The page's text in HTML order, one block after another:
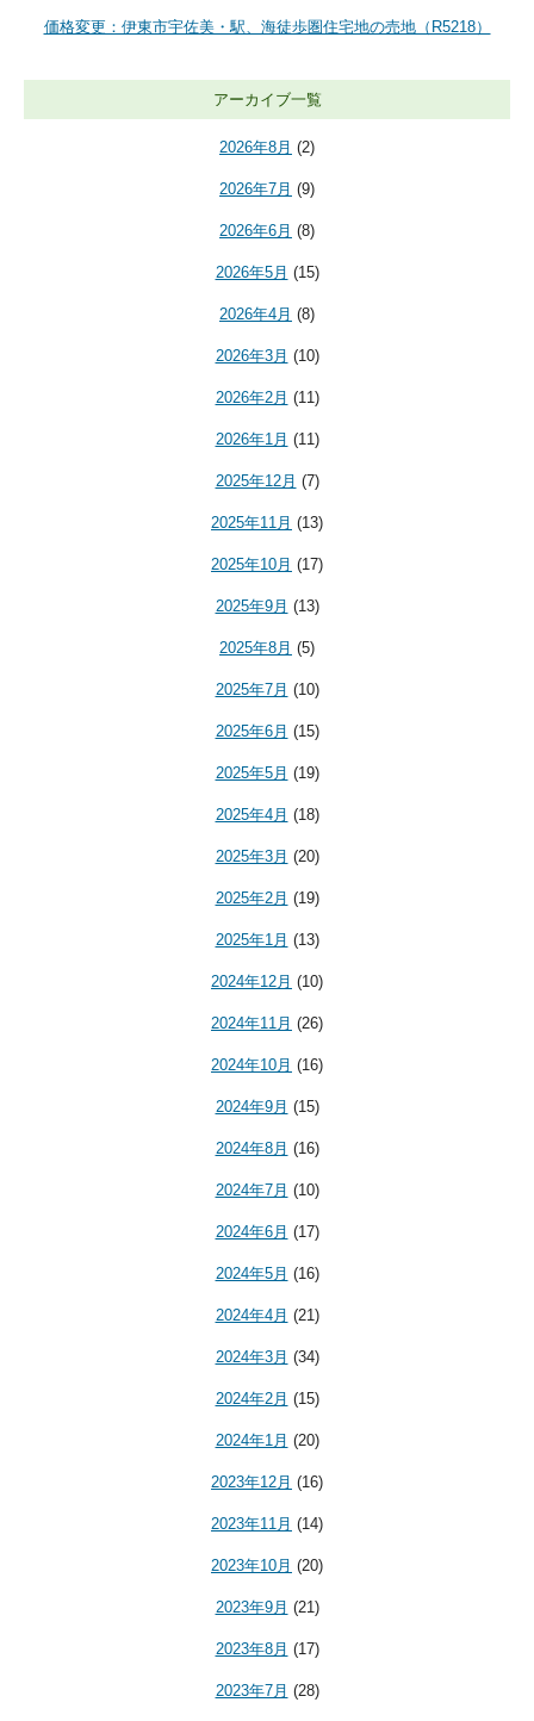
価格変更：伊東市宇佐美・駅、海徒歩圏住宅地の売地（R5218）
アーカイブ一覧
2026年8月 (2)
2026年7月 (9)
2026年6月 (8)
2026年5月 (15)
2026年4月 (8)
2026年3月 (10)
2026年2月 (11)
2026年1月 (11)
2025年12月 (7)
2025年11月 (13)
2025年10月 (17)
2025年9月 (13)
2025年8月 (5)
2025年7月 (10)
2025年6月 (15)
2025年5月 (19)
2025年4月 (18)
2025年3月 (20)
2025年2月 (19)
2025年1月 (13)
2024年12月 (10)
2024年11月 (26)
2024年10月 (16)
2024年9月 (15)
2024年8月 (16)
2024年7月 (10)
2024年6月 (17)
2024年5月 (16)
2024年4月 (21)
2024年3月 (34)
2024年2月 (15)
2024年1月 (20)
2023年12月 (16)
2023年11月 (14)
2023年10月 (20)
2023年9月 (21)
2023年8月 (17)
2023年7月 (28)